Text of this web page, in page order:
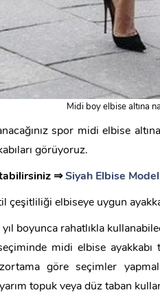
Midi boy elbise altına
spor midi elbise
görüyoruz.
⇒Siyah Elbise
çeşitliliği elbiseye uygun
boyunca rahatlıkla
midi elbise
göre seçimler
topuk veya düz taban